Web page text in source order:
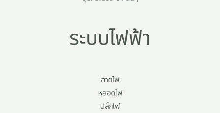
ระบบไฟฟ้า
สายไฟ
หลอดไฟ
ปลั๊กไฟ